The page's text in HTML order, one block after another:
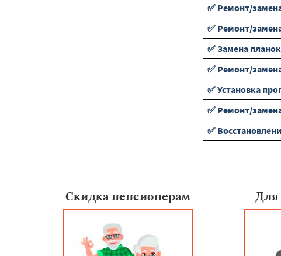
✅ Ремонт/
✅ Ремонт/
✅ Замена
✅ Ремонт/
✅ Установка
✅ Ремонт/
✅
Скидка пенсионерам Для